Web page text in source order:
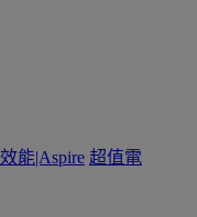
能|Aspire 超值電